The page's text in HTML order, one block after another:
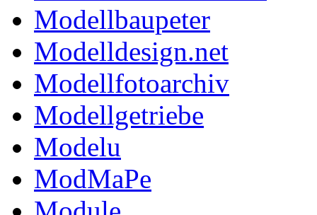
Modellbaupeter
Modelldesign.net
Modellfotoarchiv
Modellgetriebe
Modelu
ModMaPe